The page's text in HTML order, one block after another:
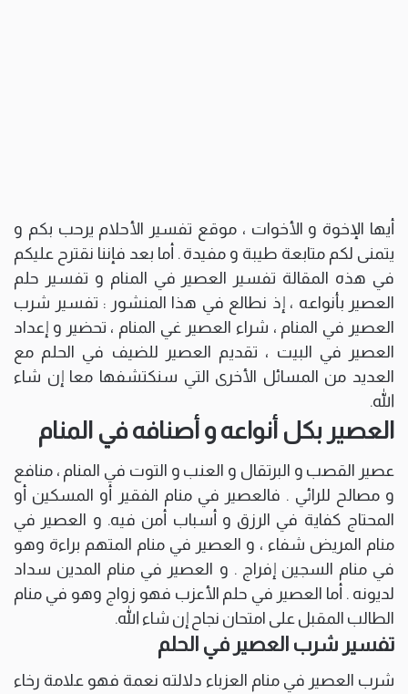
أيها الإخوة و الأخوات ، موقع تفسير الأحلام يرحب بكم و
يتمنى لكم متابعة طيبة و مفيدة . أما بعد فإننا نقترح عليكم
في هذه المقالة تفسير العصير في المنام و تفسير حلم
العصير بأنواعه ، إذ نطالع في هذا المنشور : تفسير شرب
العصير في المنام ، شراء العصير غي المنام ، تحضير و إعداد
العصير في البيت ، تقديم العصير للضيف في الحلم مع
العديد من المسائل الأخرى التي سنكتشفها معا إن شاء
الله.
العصير بكل أنواعه و أصنافه في المنام
عصير القصب و البرتقال و العنب و التوت في المنام ، منافع
و مصالح للرائي . فالعصير في منام الفقير أو المسكين أو
المحتاج كفاية في الرزق و أسباب أمن فيه. و العصير في
منام المريض شفاء ، و العصير في منام المتهم براءة وهو
في منام السجين إفراج . و العصير في منام المدين سداد
لديونه . أما العصير في حلم الأعزب فهو زواج وهو في منام
الطالب المقبل على امتحان نجاح إن شاء الله.
تفسير شرب العصير في الحلم
شرب العصير في منام العزباء دلالته نعمة فهو علامة رخاء